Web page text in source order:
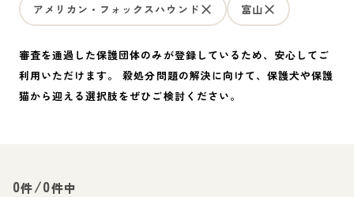
アメリカン・フォックスハウンド 富山
審査を通過した保護団体のみが登録しているため、安心してご
利用いただけます。 殺処分問題の解決に向けて、保護犬や保護
猫から迎える選択肢をぜひご検討ください。
0件/0件中